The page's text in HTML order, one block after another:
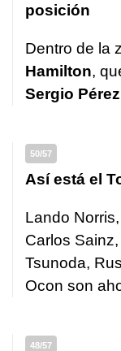
posición
Dentro de la
Hamilton,
Sergio Pérez
50/57
Así está el
Lando
Carlos
Tsunoda,
Ocon son
48/57